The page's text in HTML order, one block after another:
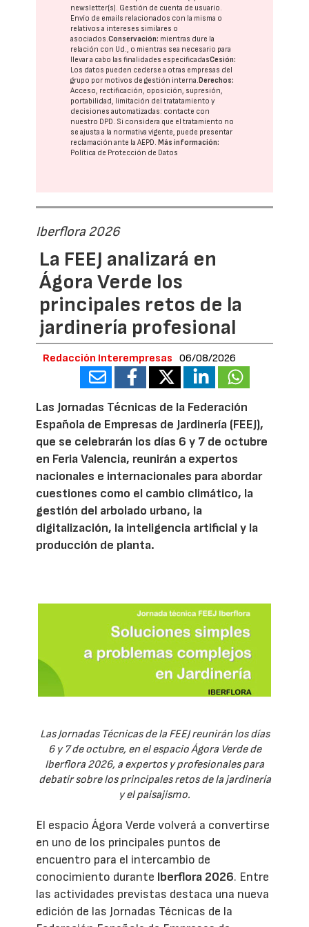
newsletter(s). Gestión de cuenta de usuario.
Envío de emails relacionados con la misma o
relativos a intereses similares o
asociados.Conservación: mientras dure la
relación con Ud., o mientras sea necesario para
llevar a cabo las finalidades especificadasCesión:
Los datos pueden cederse a otras empresas del
grupo por motivos de gestión interna.Derechos:
Acceso, rectificación, oposición, supresión,
portabilidad, limitación del tratatamiento y
decisiones automatizadas: contacte con
nuestro DPD. Si considera que el tratamiento no
se ajusta a la normativa vigente, puede presentar
reclamación ante laAEPD.Más información:
Política de Protección de Datos
Iberflora 2026
La FEEJ analizará en
Ágora Verde los
principales retos de la
jardinería profesional
Redacción Interempresas 06/08/2026
Las Jornadas Técnicas de la Federación
Española de Empresas de Jardinería (FEEJ),
que se celebrarán los días 6 y 7 de octubre
en Feria Valencia, reunirán a expertos
nacionales e internacionales para abordar
cuestiones como el cambio climático, la
gestión del arbolado urbano, la
digitalización, la inteligencia artificial y la
producción de planta.
Las Jornadas Técnicas de la FEEJ reunirán los días
6 y 7 de octubre, en el espacio Ágora Verde de
Iberflora 2026, a expertos y profesionales para
debatir sobre los principales retos de la jardinería
y el paisajismo.
El espacio Ágora Verde volverá a convertirse
en uno de los principales puntos de
encuentro para el intercambio de
conocimiento durante Iberflora 2026. Entre
las actividades previstas destaca una nueva
edición de las Jornadas Técnicas de la